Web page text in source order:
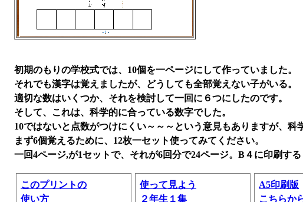
初期のもりの学校式では、10個を一ページにして作っていました。
それでも漢字は覚えましたが、どうしても全部覚えない子がいる。
適切な数はいくつか、それを検討して一回に６つにしたのです。
そして、これは、科学的に合っている数字でした。
10ではないと点数がつけにくい～～～という意見もありますが、
まず6個覚えるために、12枚一セット使ってみてください。
一回4ページ,が1セットで、それが6回分で24ページ。B４に印刷する
このプリントの
使い方
使って見よう
２年生１集
A5印刷版
こちらか